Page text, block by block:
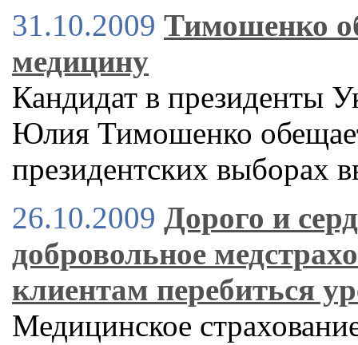
31.10.2009 Тимошенко
медицину
Кандидат в президенты
Юлия Тимошенко
президентских выборах
26.10.2009 Дорого и
добровольное
клиентам перебиться
Медицинское